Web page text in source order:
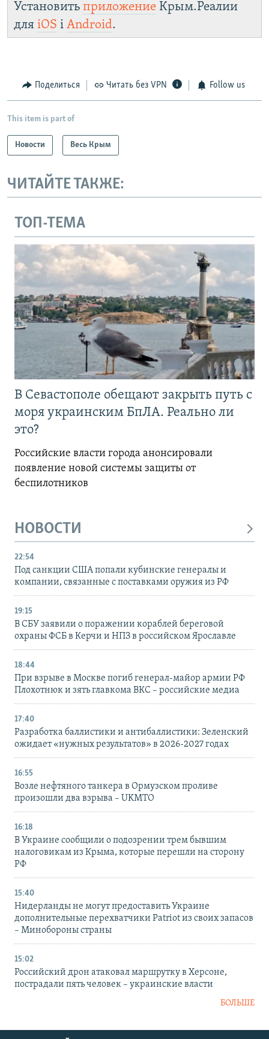
Установить приложение Крым.Реалии
для iOS і Android.
Поделиться Читать без VPN Follow us
This item is part of
Новости Весь Крым
ЧИТАЙТЕ ТАКЖЕ:
ТОП-ТЕМА
В Севастополе обещают закрыть путь с
моря украинским БпЛА. Реально ли
это?
Российские власти города анонсировали
появление новой системы защиты от
беспилотников
НОВОСТИ
22:54
Под санкции США попали кубинские генералы и
компании, связанные с поставками оружия из РФ
19:15
В СБУ заявили о поражении кораблей береговой
охраны ФСБ в Керчи и НПЗ в российском Ярославле
18:44
При взрыве в Москве погиб генерал-майор армии РФ
Плохотнюк и зять главкома ВКС – российские медиа
17:40
Разработка баллистики и антибаллистики: Зеленский
ожидает «нужных результатов» в 2026-2027 годах
16:55
Возле нефтяного танкера в Ормузском проливе
произошли два взрыва – UKMTO
16:18
В Украине сообщили о подозрении трем бывшим
налоговикам из Крыма, которые перешли на сторону
РФ
15:40
Нидерланды не могут предоставить Украине
дополнительные перехватчики Patriot из своих запасов
– Минобороны страны
15:02
Российский дрон атаковал маршрутку в Херсоне,
пострадали пять человек – украинские власти
БОЛЬШЕ